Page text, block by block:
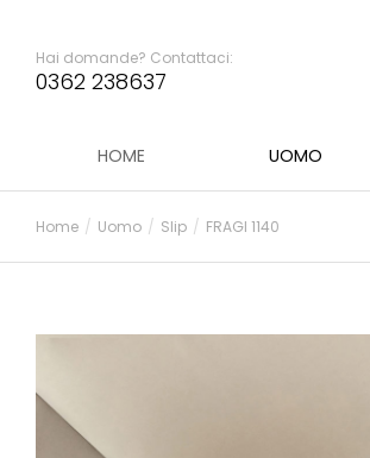
Hai domande? Contattaci:
0362 238637
HOME UOMO
Tu sei qui:
Home Uomo Slip FRAGI 1140